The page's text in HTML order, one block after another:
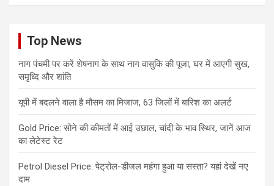
Top News
नाग पंचमी पर करें शेषनाग के साथ नाग वासुकि की पूजा, घर में आएगी सुख,
समृध्दि और शांति
यूपी में बदलने वाला है मौसम का मिजाज, 63 जिलों में बारिश का अलर्ट
Gold Price: सोने की कीमतों में आई उछाल, चांदी के भाव स्थिर, जानें आज
का लेटेस्ट रेट
Petrol Diesel Price: पेट्रोल-डीजल महंगा हुआ या सस्ता? यहां देखें नए
दाम